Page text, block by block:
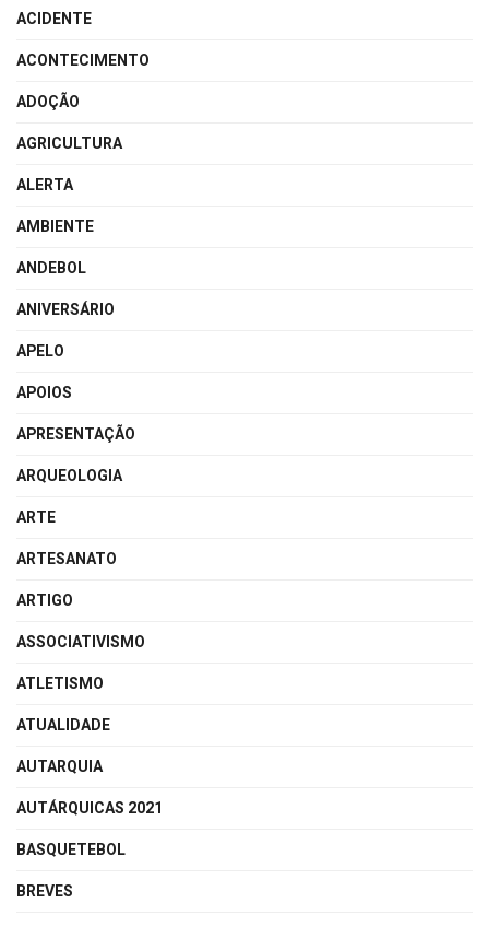
ACIDENTE
ACONTECIMENTO
ADOÇÃO
AGRICULTURA
ALERTA
AMBIENTE
ANDEBOL
ANIVERSÁRIO
APELO
APOIOS
APRESENTAÇÃO
ARQUEOLOGIA
ARTE
ARTESANATO
ARTIGO
ASSOCIATIVISMO
ATLETISMO
ATUALIDADE
AUTARQUIA
AUTÁRQUICAS 2021
BASQUETEBOL
BREVES